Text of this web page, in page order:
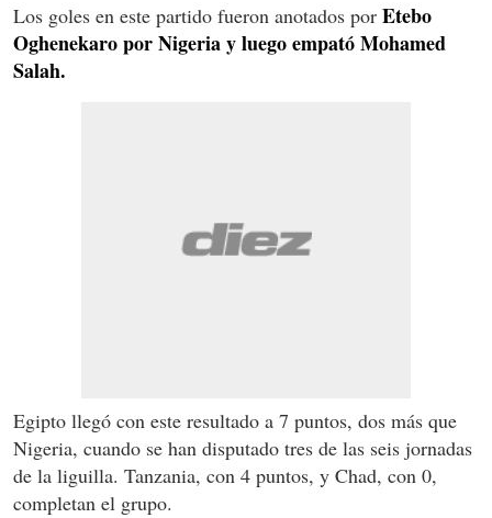
Los goles en este partido fueron anotados por Etebo
Oghenekaro por Nigeria y luego empató Mohamed
Salah.
Egipto llegó con este resultado a 7 puntos, dos más que
Nigeria, cuando se han disputado tres de las seis jornadas
de la liguilla. Tanzania, con 4 puntos, y Chad, con 0,
completan el grupo.